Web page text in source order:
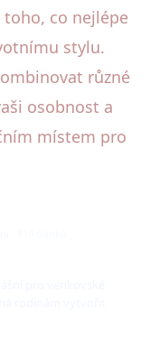
co nejlépe
stylu.
různé
osobnost a
místem pro